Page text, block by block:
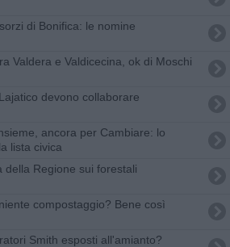
di Bonifica: le nomine
Valdera e Valdicecina, ok di Moschi
devono collaborare
ancora per Cambiare: lo
lista civica
della Regione sui forestali
compostaggio? Bene così
Smith esposti all'amianto?